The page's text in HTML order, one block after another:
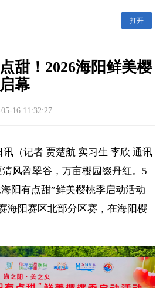
打开
甜！2026海阳鲜美樱
幕
16 11:32:27
（记者 贾楚航 实习生 李欣 通讯
风盈翠谷，万亩樱园缀丹红。5
海阳有点甜”鲜美樱桃季启动活动
海阳赛区北部分区赛，在海阳樱